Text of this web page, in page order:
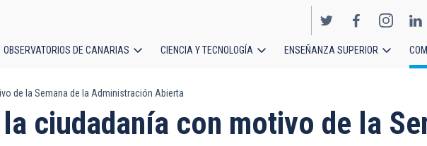
OBSERVATORIOS DE CANARIAS CIENCIA Y TECNOLOGÍA ENSEÑANZA SUPERIOR
de la Semana de la Administración Abierta
ciudadanía con motivo de la